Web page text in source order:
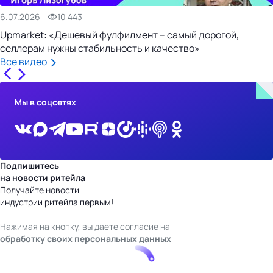
6.07.2026 10 443
Upmarket: «Дешевый фулфилмент – самый дорогой,
селлерам нужны стабильность и качество»
Все видео
Мы в соцсетях
Подпишитесь
на новости ритейла
Получайте новости
индустрии ритейла первым!
Нажимая на кнопку, вы даете согласие на
обработку своих персональных данных